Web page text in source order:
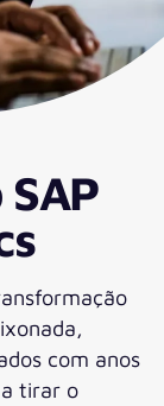
com anos
tirar o